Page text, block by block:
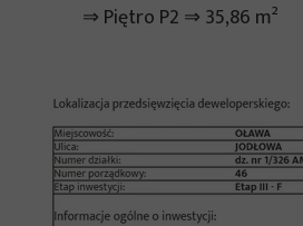
⇒ Piętro P2 ⇒ 35,86 m²